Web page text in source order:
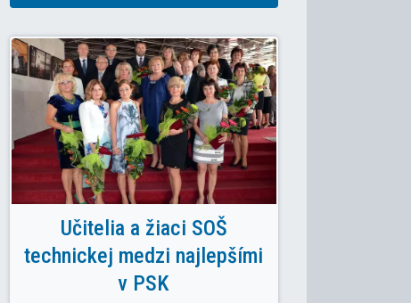
Učitelia a žiaci SOŠ
technickej medzi najlepšími
v PSK